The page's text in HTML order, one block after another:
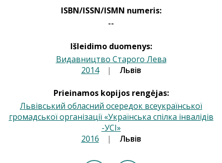
ISBN/ISSN/ISMN numeris:
--
Išleidimo duomenys:
Видавництво Старого Лева
|
2014 | Львів
Prieinamos kopijos rengėjas:
Львівський обласний осередок всеукраїнської
громадської організації «Українська спілка інвалідів
-УСІ»
|
2016 | Львів